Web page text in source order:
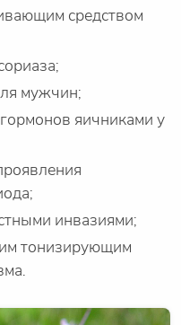
средством
мужчин;
яичниками у
инвазиями;
тонизирующим